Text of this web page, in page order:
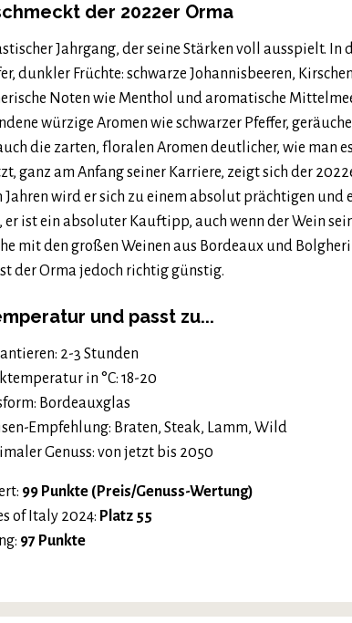
der 2022er Orma
Jahrgang, der seine Stärken voll ausspielt.
dunkler Früchte: schwarze Johannisbeeren,
Noten wie Menthol und aromatische
würzige Aromen wie schwarzer Pfeffer,
die zarten, floralen Aromen deutlicher, wie man
ganz am Anfang seiner Karriere, zeigt sich der
Jahren wird er sich zu einem absolut prächtigen und
er ist ein absoluter Kauftipp, auch wenn der Wein
mit den großen Weinen aus Bordeaux und
der Orma jedoch richtig günstig.
und passt zu...
2-3 Stunden
in °C: 18-20
Bordeauxglas
Empfehlung: Braten, Steak, Lamm, Wild
Genuss: von jetzt bis 2050
99 Punkte (Preis/Genuss-Wertung)
of Italy 2024: Platz 55
97 Punkte